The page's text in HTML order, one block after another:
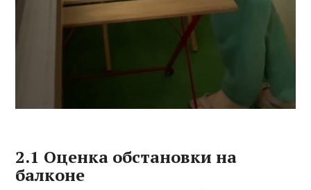
2.1 Оценка обстановки на
балконе